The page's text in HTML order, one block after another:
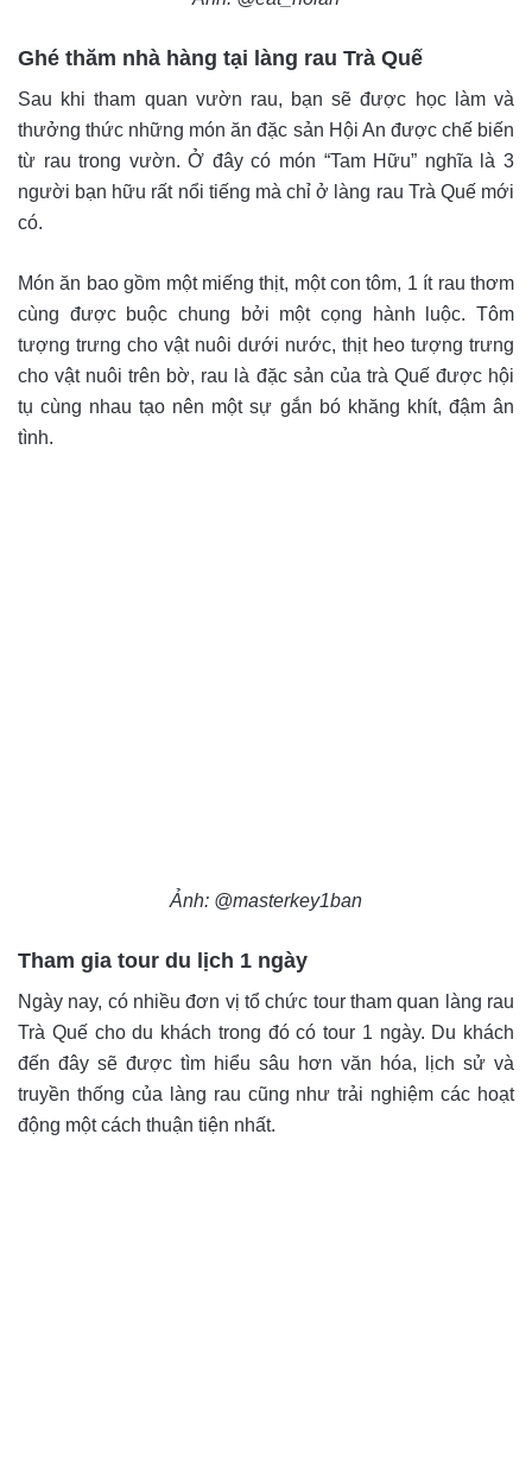
Ghé thăm nhà hàng tại làng rau Trà Quế
Sau khi tham quan vườn rau, bạn sẽ được học làm và
thưởng thức những món ăn đặc sản Hội An được chế biến
từ rau trong vườn. Ở đây có món “Tam Hữu” nghĩa là 3
người bạn hữu rất nổi tiếng mà chỉ ở làng rau Trà Quế mới
có.
Món ăn bao gồm một miếng thịt, một con tôm, 1 ít rau thơm
cùng được buộc chung bởi một cọng hành luộc. Tôm
tượng trưng cho vật nuôi dưới nước, thịt heo tượng trưng
cho vật nuôi trên bờ, rau là đặc sản của trà Quế được hội
tụ cùng nhau tạo nên một sự gắn bó khăng khít, đậm ân
tình.
Ảnh: @masterkey1ban
Tham gia tour du lịch 1 ngày
Ngày nay, có nhiều đơn vị tổ chức tour tham quan làng rau
Trà Quế cho du khách trong đó có tour 1 ngày. Du khách
đến đây sẽ được tìm hiểu sâu hơn văn hóa, lịch sử và
truyền thống của làng rau cũng như trải nghiệm các hoạt
động một cách thuận tiện nhất.